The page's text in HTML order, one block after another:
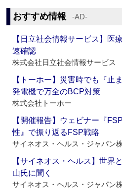
おすすめ情報 ‐AD‐
【日立社会情報サービス】医
速確認
株式会社日立社会情報サービス
【トーホー】災害時でも『
発電機で万全のBCP対策
株式会社トーホー
【開催報告】ウェビナー『
性』で振り返るFSP戦略
サイネオス・ヘルス・ジャパン
【サイネオス・ヘルス】世
山氏に聞く
サイネオス・ヘルス・ジャパン